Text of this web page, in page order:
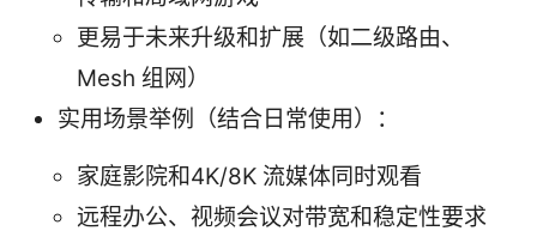
更易于未来升级和扩展（如二级路由、
Mesh 组网）
实用场景举例（结合日常使用）：
家庭影院和4K/8K 流媒体同时观看
远程办公、视频会议对带宽和稳定性要求